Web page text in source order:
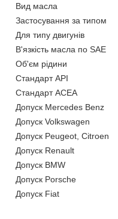
Вид масла
Застосування за типом
Для типу двигунів
В'язкість масла по SAE
Об'єм рідини
Стандарт API
Стандарт ACEA
Допуск Mercedes Benz
Допуск Volkswagen
Допуск Peugeot, Citroen
Допуск Renault
Допуск BMW
Допуск Porsche
Допуск Fiat